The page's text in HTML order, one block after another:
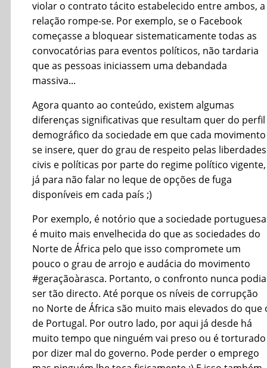
violar o contrato tácito estabelecido entre ambos, a
relação rompe-se. Por exemplo, se o Facebook
começasse a bloquear sistematicamente todas as
convocatórias para eventos políticos, não tardaria
que as pessoas iniciassem uma debandada
massiva...
Agora quanto ao conteúdo, existem algumas
diferenças significativas que resultam quer do perfil
demográfico da sociedade em que cada movimento
se insere, quer do grau de respeito pelas liberdades
civis e políticas por parte do regime político vigente,
já para não falar no leque de opções de fuga
disponíveis em cada país ;)
Por exemplo, é notório que a sociedade portuguesa
é muito mais envelhecida do que as sociedades do
Norte de África pelo que isso compromete um
pouco o grau de arrojo e audácia do movimento
#geraçãoàrasca. Portanto, o confronto nunca podia
ser tão directo. Até porque os níveis de corrupção
no Norte de África são muito mais elevados do que
de Portugal. Por outro lado, por aqui já desde há
muito tempo que ninguém vai preso ou é torturado
por dizer mal do governo. Pode perder o emprego